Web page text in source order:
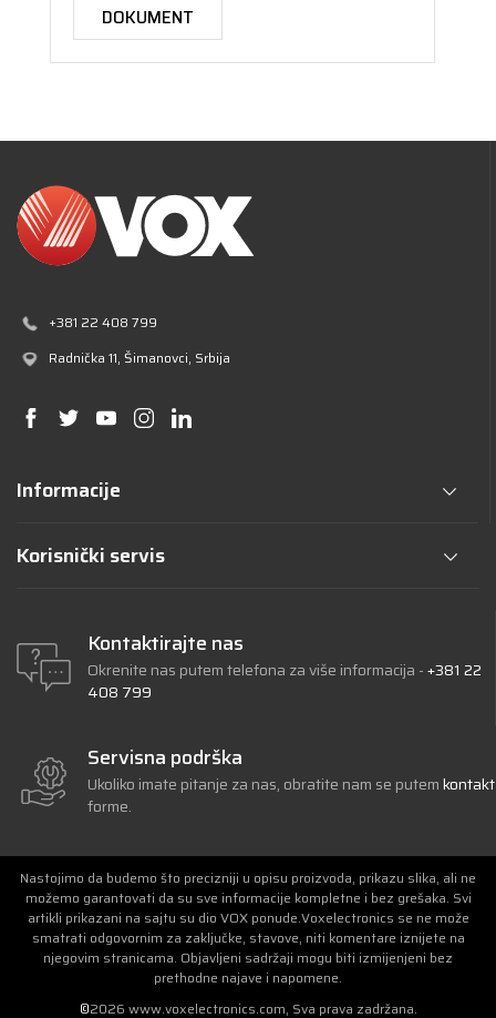
DOKUMENT
+381 22 408 799
Radnička 11, Šimanovci, Srbija
Informacije
Korisnički servis
Kontaktirajte nas
Okrenite nas putem telefona za više informacija -+381 22
408 799
Servisna podrška
Ukoliko imate pitanje za nas, obratite nam se putemkontakt
forme.
Nastojimo da budemo što precizniji u opisu proizvoda, prikazu slika, ali ne
možemo garantovati da su sve informacije kompletne i bez grešaka. Svi
artikli prikazani na sajtu su dio VOX ponude.Voxelectronics se ne može
smatrati odgovornim za zaključke, stavove, niti komentare iznijete na
njegovim stranicama. Objavljeni sadržaji mogu biti izmijenjeni bez
prethodne najave i napomene.
©2026 www.voxelectronics.com, Sva prava zadržana.